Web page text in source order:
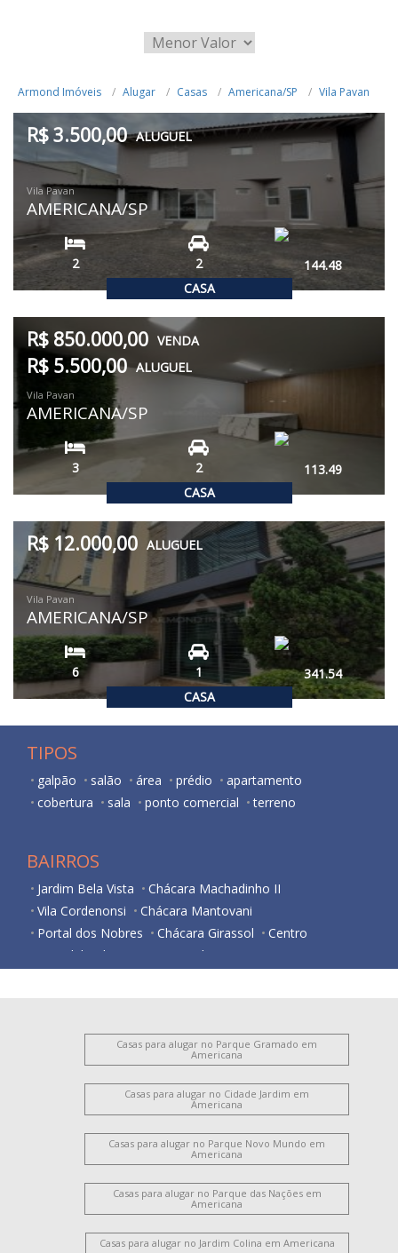
Armond Imóveis Alugar Casas Americana/SP Vila Pavan
CASA
R$ 3.500,00 ALUGUEL
Vila Pavan
AMERICANA/SP
2 2 144.48
CASA
R$ 850.000,00 VENDA
R$ 5.500,00 ALUGUEL
Vila Pavan
AMERICANA/SP
3 2 113.49
CASA
R$ 12.000,00 ALUGUEL
Vila Pavan
AMERICANA/SP
6 1 341.54
TIPOS
galpão salão área prédio
apartamento
cobertura
sala ponto comercial terreno
BAIRROS
Jardim Bela Vista
Chácara Machadinho II
Vila Cordenonsi
Chácara Mantovani
Portal dos Nobres
Chácara Girassol
Centro
Iate Clube de Americana
Vila Frezzarim
Casas para alugar no Parque Gramado em
Americana
Casas para alugar no Cidade Jardim em
Americana
Casas para alugar no Parque Novo Mundo em
Americana
Casas para alugar no Parque das Nações em
Americana
Casas para alugar no Jardim Colina em Americana